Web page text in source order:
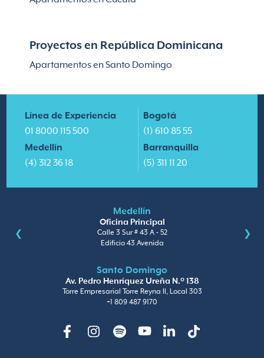
Proyectos en República Dominicana
Apartamentos en Santo Domingo
Línea de Experiencia
01 8000 115 500
Medellín
(4) 312 36 18
Bogotá
(1) 610 85 55
Barranquilla
(5) 311 11 20
Medellín
Oficina Principal
Calle 3 Sur # 43 A - 52
Edificio 43 Avenida
Santo Domingo
Av. Pedro Henríquez Ureña N.º 138
Torre Empresarial Torre Reyna II, Local 303
+1 809 487 9170
FacebookInstagramSpotify YoutubeLinkedinTikTok